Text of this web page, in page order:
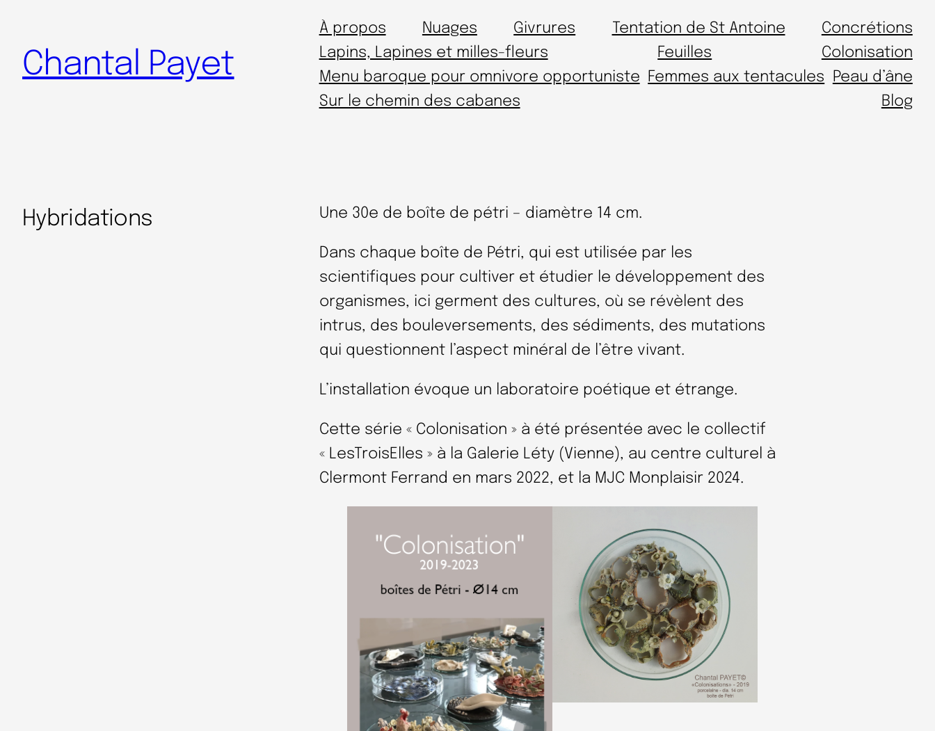
Chantal Payet
À propos Nuages Givrures Tentation de St Antoine
Concrétions
Lapins, Lapines et milles-fleurs
Feuilles
Colonisation
Menu baroque pour omnivore opportuniste
Femmes aux tentacules
Peau d’âne
Sur le chemin des cabanes
Blog
Hybridations Une 30e de boîte de pétri – diamètre 14 cm.
Dans chaque boîte de Pétri, qui est utilisée par les
scientifiques pour cultiver et étudier le développement des
organismes, ici germent des cultures, où se révèlent des
intrus, des bouleversements, des sédiments, des mutations
qui questionnent l’aspect minéral de l’être vivant.
L’installation évoque un laboratoire poétique et étrange.
Cette série « Colonisation » à été présentée avec le collectif
« LesTroisElles » à la Galerie Léty (Vienne), au centre culturel à
Clermont Ferrand en mars 2022, et la MJC Monplaisir 2024.